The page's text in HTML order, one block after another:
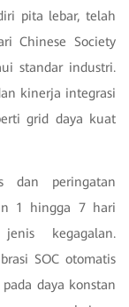
pita lebar, telah
Chinese Society
standar industri.
kinerja integrasi
grid daya kuat
dan peringatan
1 hingga 7 hari
kegagalan.
SOC otomatis
daya konstan